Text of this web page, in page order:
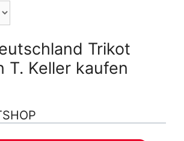
Trikot
T. Keller kaufen